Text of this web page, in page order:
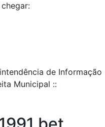
de Informação
Municipal ::